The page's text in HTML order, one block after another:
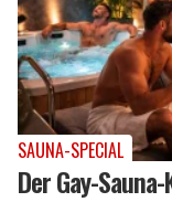
SAUNA-SPECIAL
Der Gay-